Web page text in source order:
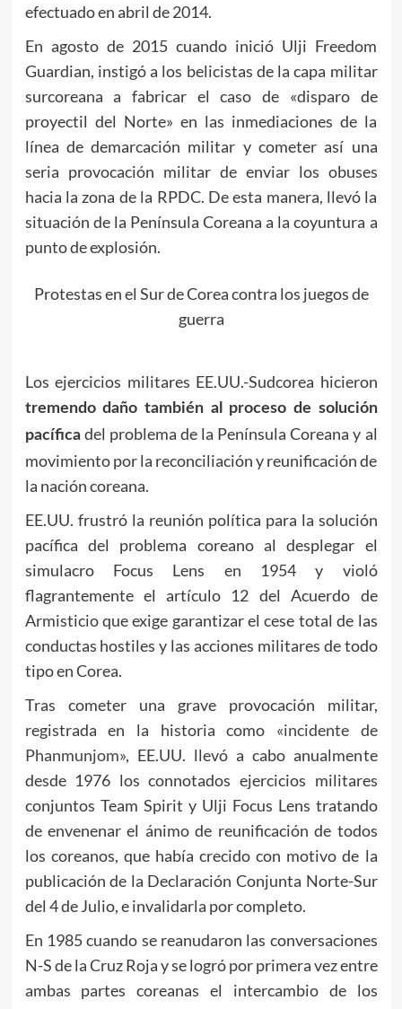
efectuado en abril de 2014.
En agosto de 2015 cuando inició Ulji Freedom
Guardian, instigó a los belicistas de la capa militar
surcoreana a fabricar el caso de «disparo de
proyectil del Norte» en las inmediaciones de la
línea de demarcación militar y cometer así una
seria provocación militar de enviar los obuses
hacia la zona de la RPDC. De esta manera, llevó la
situación de la Península Coreana a la coyuntura a
punto de explosión.
Protestas en el Sur de Corea contra los juegos de
guerra
Los ejercicios militares EE.UU.-Sudcorea hicieron
tremendo daño también al proceso de solución
pacíficadel problema de la Península Coreana y al
movimiento por la reconciliación y reunificación de
la nación coreana.
EE.UU. frustró la reunión política para la solución
pacífica del problema coreano al desplegar el
simulacro Focus Lens en 1954 y violó
flagrantemente el artículo 12 del Acuerdo de
Armisticio que exige garantizar el cese total de las
conductas hostiles y las acciones militares de todo
tipo en Corea.
Tras cometer una grave provocación militar,
registrada en la historia como «incidente de
Phanmunjom», EE.UU. llevó a cabo anualmente
desde 1976 los connotados ejercicios militares
conjuntos Team Spirit y Ulji Focus Lens tratando
de envenenar el ánimo de reunificación de todos
los coreanos, que había crecido con motivo de la
publicación de la Declaración Conjunta Norte-Sur
del 4 de Julio, e invalidarla por completo.
En 1985 cuando se reanudaron las conversaciones
N-S de la Cruz Roja y se logró por primera vez entre
ambas partes coreanas el intercambio de los